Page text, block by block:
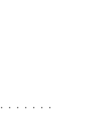
・・・・・・